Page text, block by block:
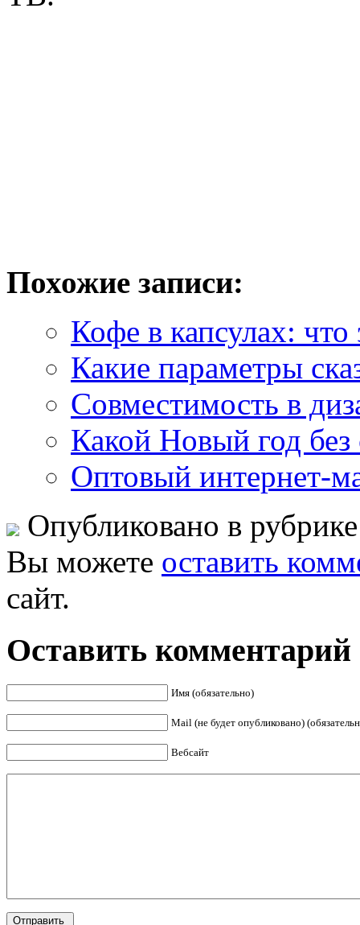
Похожие записи:
Кофе в капсулах:
Какие параметры
Совместимость в
Какой Новый год без
Оптовый интернет-
Опубликовано в
Вы можете оставить
сайт.
Оставить комментарий
Имя (обязательно)
Mail (не будет опубликовано)
Вебсайт